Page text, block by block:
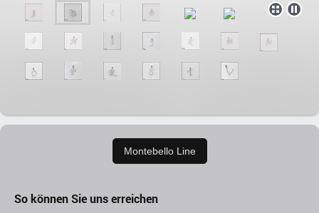
Montebello Line
So können Sie uns erreichen